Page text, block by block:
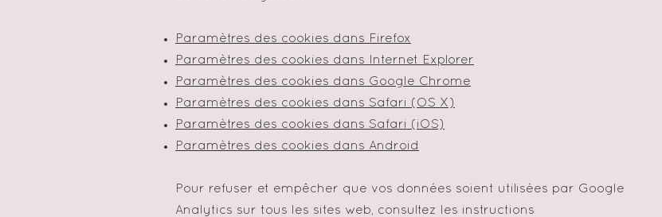
Paramètres des cookies dans Firefox
Paramètres des cookies dans Internet Explorer
Paramètres des cookies dans Google Chrome
Paramètres des cookies dans Safari (OS X)
Paramètres des cookies dans Safari (iOS)
Paramètres des cookies dans Android
Pour refuser et empêcher que vos données soient utilisées par Google
Analytics sur tous les sites web, consultez les instructions